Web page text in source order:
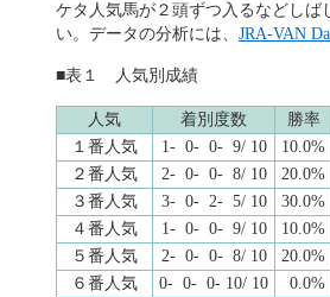
ケタ人気馬が２頭ずつ入るなどしば
い。データの分析には、 JRA-VAN
■表１ 人気別成績
人気 着別度数 勝率
１番人気
1- 0- 0- 9/ 10 10.0%
２番人気
2- 0- 0- 8/ 10 20.0%
３番人気
3- 0- 2- 5/ 10 30.0%
４番人気
1- 0- 0- 9/ 10 10.0%
５番人気
2- 0- 0- 8/ 10 20.0%
６番人気
0- 0- 0- 10/ 10 0.0%